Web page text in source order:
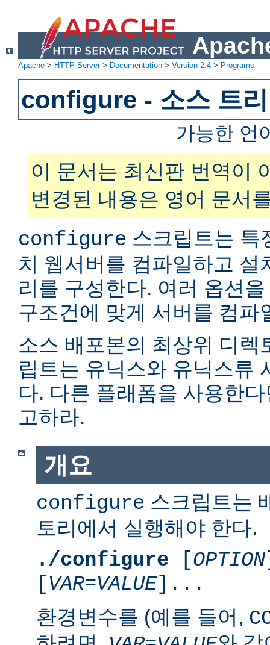
Apache > HTTP Server> Documentation > Version 2.4 > Programs
configure - 소스 트
가능한 언
이 문서는 최신판 번역이
변경된 내용은 영어 문서
configure 스크립트는 특
치 웹서버를 컴파일하고 설
리를 구성한다. 여러 옵션
구조건에 맞게 서버를 컴파
소스 배포본의 최상위 디렉
립트는 유닉스와 유닉스류
다. 다른 플래폼을 사용한
고하라.
개요
configure 스크립트는
토리에서 실행해야 한다.
./configure [OPTION
[VAR=VALUE]...
환경변수를 (예를 들어,